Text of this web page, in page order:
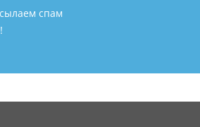
спам